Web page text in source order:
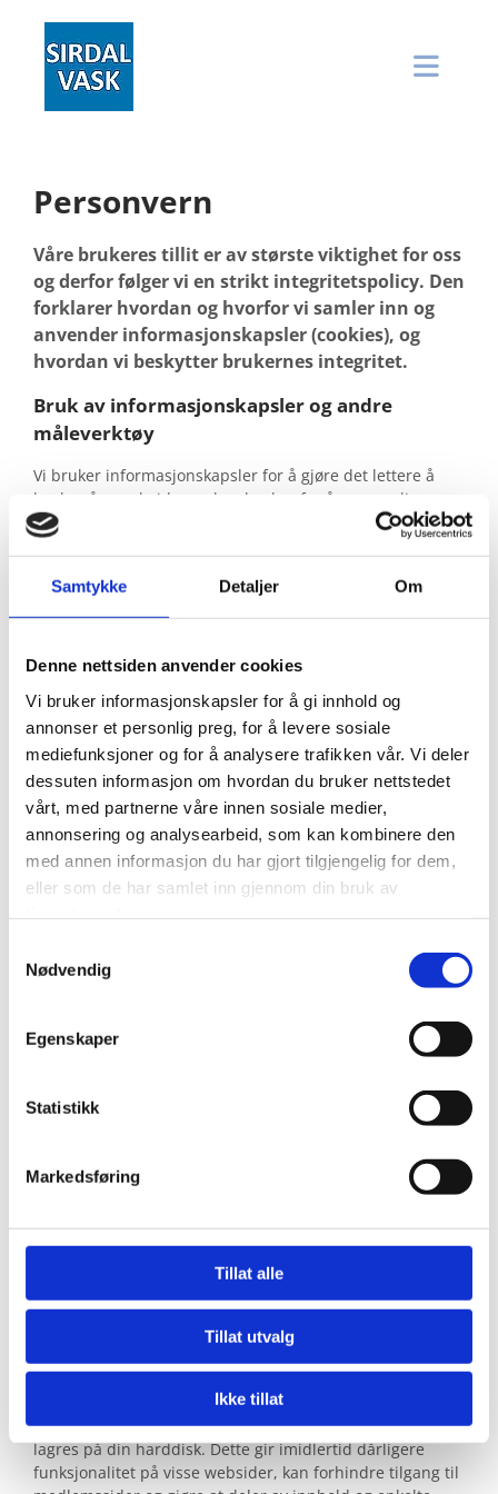
Samtykke Detaljer Om
Denne nettsiden anvender cookies
Vi bruker informasjonskapsler for å gi innhold og
annonser et personlig preg, for å levere sosiale
mediefunksjoner og for å analysere trafikken vår. Vi deler
dessuten informasjon om hvordan du bruker nettstedet
vårt, med partnerne våre innen sosiale medier,
annonsering og analysearbeid, som kan kombinere den
med annen informasjon du har gjort tilgjengelig for dem,
eller som de har samlet inn gjennom din bruk av
Nødvendig
Egenskaper
Statistikk
Markedsføring
Tillat alle
Tillat utvalg
Ikke tillat
Personvern
Våre brukeres tillit er av største viktighet for oss
og derfor følger vi en strikt integritetspolicy. Den
forklarer hvordan og hvorfor vi samler inn og
anvender informasjonskapsler (cookies), og
hvordan vi beskytter brukernes integritet.
Bruk av informasjonskapsler og andre
måleverktøy
Vi bruker informasjonskapsler for å gjøre det lettere å
bruke våre websider og kan brukes for å personalisere
visse deler av innholdet. En informasjonskapsel er en
liten tekstfil som sendes fra vår webserver og lagres av
opplysninger om hvordan våre brukere har surfet på og
anvendt våre nettsider, og om hvilken nettleser de har
trafikk/trafikkleverandører i aggregert form. Statistikken
inneholder aldri noen form for personlig informasjon, alt
er anonymt. IP-adresser lagres ikke i vår database der vi
lagrer atferd på nettstedet, derfor kan informasjon om
deg som bruker aldri kobles sammen med din identitet.
Din IP-adresse lagres av sikkerhetsmessige årsaker bare i
de tilfeller du selv aktivt registrerer deg på nettstedet.
Formål
hvordan det anvendes.
Gjøre det lettere for deg å navigere på nettstedet.
Gjøre det mulig for systemet å kjenne igjen faste
Iblant anvender vi tredjepartsinformasjonskapsler
fra andre firma for å gjøre markedsundersøkelser
Slik forhindrer du at informasjonskapsler
lagres
som helst, men dette gjør at dine personlige innstillinger
forsvinner. Du kan også endre innstillingene i din
nettleser slik at den ikke tillater at informasjonskapsler
lagres på din harddisk. Dette gir imidlertid dårligere
funksjonalitet på visse websider, kan forhindre tilgang til